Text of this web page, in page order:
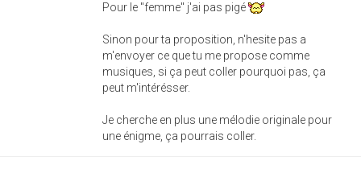
Pour le "femme" j'ai pas pigé
Sinon pour ta proposition, n'hesite pas a
m'envoyer ce que tu me propose comme
musiques, si ça peut coller pourquoi pas, ça
peut m'intérésser.
Je cherche en plus une mélodie originale pour
une énigme, ça pourrais coller.